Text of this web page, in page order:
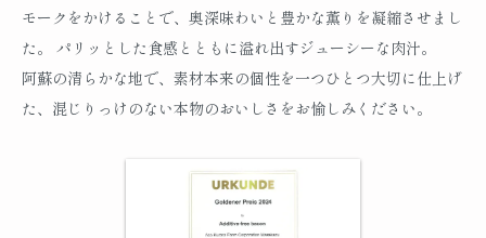
モークをかけることで、奥深味わいと豊かな薫りを凝縮させまし
た。 パリッとした食感とともに溢れ出すジューシーな肉汁。
阿蘇の清らかな地で、素材本来の個性を一つひとつ大切に仕上げ
た、混じりっけのない本物のおいしさをお愉しみください。